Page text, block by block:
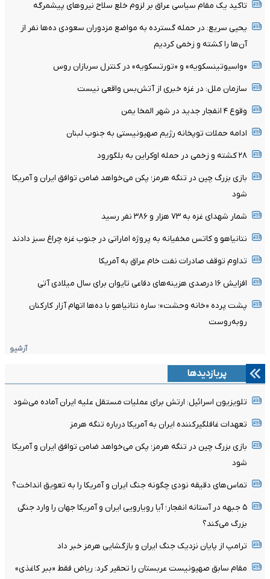
تاکید یک مقام سیاسی عراق بر لزوم خلع سلاح نیروهای پیشمرگه
یحیی سریع: در حمله گسترده به مواضع مزدوران سعودی ده‌ها نفر از
آن‌ها را کشته و زخمی کردیم
«واسیوتینسکویه» و «تورتسکویه» در کنترل سربازان روس
سازمان ملل: در غزه خبری از آتش‌بس واقعی نیست
وقوع ۴ انفجار جدید در شهر المخا یمن
ادامه حملات توپخانه رژیم صهیونیستی به جنوب لبنان
۲۸ کشته و زخمی در حمله اوکراین به بلگورود
بازی بزرگ چین در تنگه هرمز؛ پکن می‌خواهد ضامن توافق ایران و آمریکا
شود
شمار شهدای غزه به ۷۳ هزار و ۳۸۶ نفر رسید
نتانیاهو و کاتس مخفیانه به پروژه اماراتی در جنوب غزه چراغ سبز دادند
تداوم توقف صادرات نفت خام عراق به آمریکا
افزایش ۱۶ درصدی هزینه‌های دفاعی تایوان برای سال میلادی آتی
پشت پرده «خانه وحشت»؛ ساره نتانیاهو با ده‌ها اتهام آزار کارکنان
روبه‌روست
آرشیو
پربازدیدها
تلویزیون اسرائیل: ارتش برای عملیات مستقل علیه ایران آماده می‌شود
تعهدات غافلگیرکننده ایران به آمریکا درباره تنگه هرمز
بازی بزرگ چین در تنگه هرمز؛ پکن می‌خواهد ضامن توافق ایران و آمریکا
شود
تماس‌های دقیقه نودی چگونه جنگ ایران و آمریکا را به تعویق انداخت؟
۵ جبهه در آستانه انفجار؛ آیا رویارویی ایران و آمریکا جهان را وارد جنگی
بزرگ می‌کند؟
ترامپ از پایان نزدیک جنگ ایران و بازگشایی هرمز خبر داد
مقام سابق صهیونیست عربستان را تحقیر کرد: ریاض فقط «ببر کاغذی»